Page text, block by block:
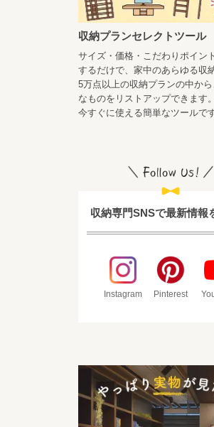
収納プランセレクトツール
サイズ・価格・こだわりポイン
するだけで、家中のあらゆる収
5万点以上の収納プランの中から
なものをリストアップできます
今すぐに使える簡単なツールです
収納専門SNSで最新情報
Instagram Pinterest